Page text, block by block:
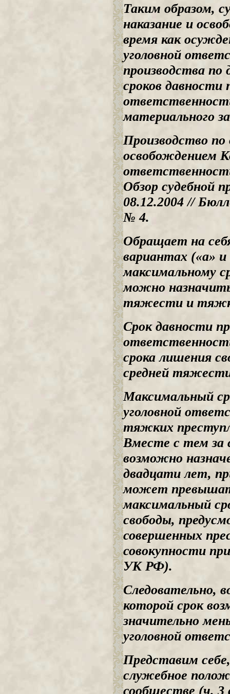
Таким образом,
наказание и
время как
уголовной
производства по
сроков давности
материального
Производство по
освобождением
Обзор судебной
08.12.2004 //
№ 4.
Обращает на
вариантах («а»
максимальному
можно
тяжести и
Срок давности
срока лишения
средней
Максимальный
уголовной
тяжких
Вместе с тем за
возможно
двадцати лет,
может
максимальный
свободы,
совершенных
совокупности
УК РФ).
Следовательно,
которой срок
значительно
уголовной
Представим
служебное
сообществе (ч.